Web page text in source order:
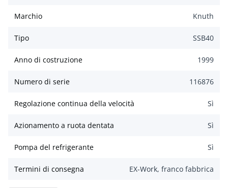
Marchio Knuth
Tipo SSB40
Anno di costruzione 1999
Numero di serie 116876
Regolazione continua della velocità Sì
Azionamento a ruota dentata Sì
Pompa del refrigerante Sì
Termini di consegna EX-Work, franco fabbrica